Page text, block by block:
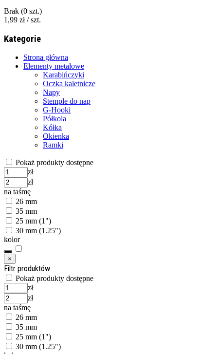
Brak (0 szt.)
1,99 zł / szt.
Kategorie
Strona główna
Elementy metalowe
Karabińczyki
Oczka kaletnicze
Napy
Stemple do nap
G-Hooki
Półkola
Kółka
Okienka
Ramki
Pokaż produkty dostępne
zł
zł
na taśmę
26 mm
35 mm
25 mm (1")
30 mm (1.25")
kolor
×
Filtr produktów
Pokaż produkty dostępne
zł
zł
na taśmę
26 mm
35 mm
25 mm (1")
30 mm (1.25")